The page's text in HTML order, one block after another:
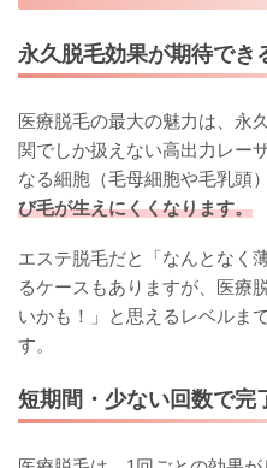
永久脱毛効果が期待でき
医療脱毛の最大の魅力は、永
関でしか扱えない高出力レー
なる細胞（毛母細胞や毛乳頭
び毛が生えにくくなります。
エステ脱毛だと「なんとなく
るケースもありますが、医療
いかも！」と思えるレベルま
す。
短期間・少ない回数で完